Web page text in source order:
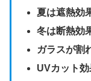
夏は遮熱効
冬は断熱効
ガラスが割
UVカット